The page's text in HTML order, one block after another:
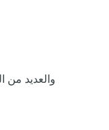
والعديد من